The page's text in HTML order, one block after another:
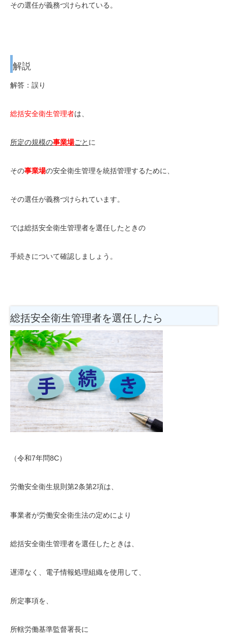
その選任が義務づけられている。
解説
解答：誤り
総括安全衛生管理者は、
所定の規模の事業場ごと に
その事業場の安全衛生管理を統括管理するために、
その選任が義務づけられています。
では総括安全衛生管理者を選任したときの
手続きについて確認しましょう。
総括安全衛生管理者を選任したら
（令和7年問8C）
労働安全衛生規則第2条第2項は、
事業者が労働安全衛生法の定めにより
総括安全衛生管理者を選任したときは、
遅滞なく、電子情報処理組織を使用して、
所定事項を、
所轄労働基準監督署長に